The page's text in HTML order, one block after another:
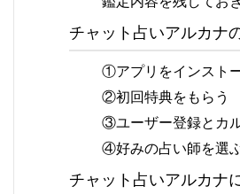
チャット占いアルカナ
①アプリをインスト
②初回特典をもらう
③ユーザー登録とカ
④好みの占い師を選
チャット占いアルカナ